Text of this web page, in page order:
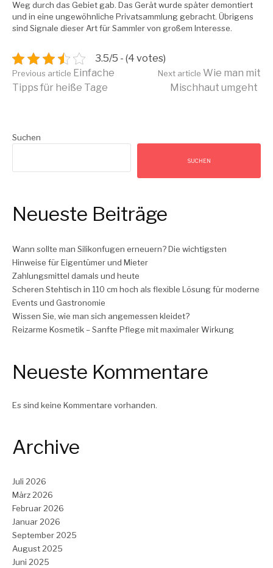
Weg durch das Gebiet gab. Das Gerät wurde später demontiert
und in eine ungewöhnliche Privatsammlung gebracht. Übrigens
sind Signale dieser Art für Sammler von großem Interesse.
3.5/5 - (4 votes)
Continue
Reading
Previous article Einfache
Tipps für heiße Tage
Next article Wie man mit
Mischhaut umgeht
Suchen
SUCHEN
Neueste Beiträge
Wann sollte man Silikonfugen erneuern? Die wichtigsten
Hinweise für Eigentümer und Mieter
Zahlungsmittel damals und heute
Scheren Stehtisch in 110 cm hoch als flexible Lösung für moderne
Events und Gastronomie
Wissen Sie, wie man sich angemessen kleidet?
Reizarme Kosmetik – Sanfte Pflege mit maximaler Wirkung
Neueste Kommentare
Es sind keine Kommentare vorhanden.
Archive
Juli 2026
März 2026
Februar 2026
Januar 2026
September 2025
August 2025
Juni 2025